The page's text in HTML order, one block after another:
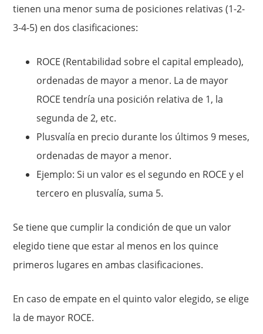
tienen una menor suma de posiciones relativas (1-2-
3-4-5) en dos clasificaciones:
ROCE (Rentabilidad sobre el capital empleado),
ordenadas de mayor a menor. La de mayor
ROCE tendría una posición relativa de 1, la
segunda de 2, etc.
Plusvalía en precio durante los últimos 9 meses,
ordenadas de mayor a menor.
Ejemplo: Si un valor es el segundo en ROCE y el
tercero en plusvalía, suma 5.
Se tiene que cumplir la condición de que un valor
elegido tiene que estar al menos en los quince
primeros lugares en ambas clasificaciones.
En caso de empate en el quinto valor elegido, se elige
la de mayor ROCE.